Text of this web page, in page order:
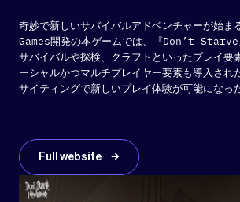
奇妙で新しいサバイバルアドベンチャーが始ま
Games開発の本ゲームでは、『Don’t Starve
サバイバルや探検、クラフトといったプレイ要
ーシャルかつマルチプレイヤー要素も導入され
サイティングで新しいプレイ体験が可能になった
Full website